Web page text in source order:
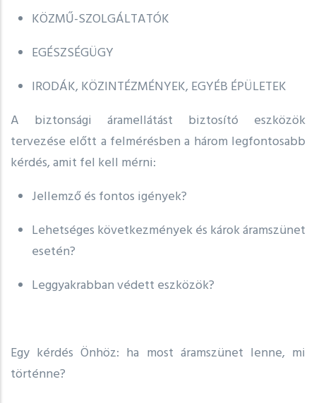
KÖZMŰ-SZOLGÁLTATÓK
EGÉSZSÉGÜGY
IRODÁK, KÖZINTÉZMÉNYEK, EGYÉB ÉPÜLETEK
A biztonsági áramellátást biztosító eszközök
tervezése előtt a felmérésben a három legfontosabb
kérdés, amit fel kell mérni:
Jellemző és fontos igények?
Lehetséges következmények és károk áramszünet
esetén?
Leggyakrabban védett eszközök?
Egy kérdés Önhöz: ha most áramszünet lenne, mi
történne?